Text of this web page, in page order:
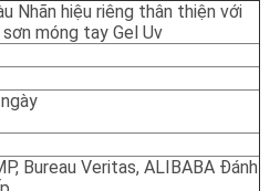
Nhãn hiệu riêng thân thiện với
móng tay Gel Uv
Bureau Veritas, ALIBABA Đánh